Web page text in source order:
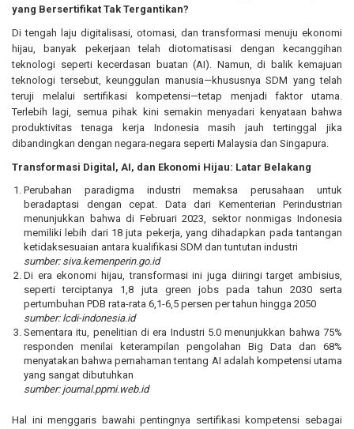
yang Bersertifikat Tak Tergantikan?
Di tengah laju digitalisasi, otomasi, dan transformasi menuju ekonomi
hijau, banyak pekerjaan telah diotomatisasi dengan kecanggihan
teknologi seperti kecerdasan buatan (AI). Namun, di balik kemajuan
teknologi tersebut, keunggulan manusia—khususnya SDM yang telah
teruji melalui sertifikasi kompetensi—tetap menjadi faktor utama.
Terlebih lagi, semua pihak kini semakin menyadari kenyataan bahwa
produktivitas tenaga kerja Indonesia masih jauh tertinggal jika
dibandingkan dengan negara-negara seperti Malaysia dan Singapura.
Transformasi Digital, AI, dan Ekonomi Hijau: Latar Belakang
Perubahan paradigma industri memaksa perusahaan untuk
beradaptasi dengan cepat. Data dari Kementerian Perindustrian
menunjukkan bahwa di Februari 2023, sektor nonmigas Indonesia
memiliki lebih dari 18 juta pekerja, yang dihadapkan pada tantangan
ketidaksesuaian antara kualifikasi SDM dan tuntutan industri
sumber: siva.kemenperin.go.id
Di era ekonomi hijau, transformasi ini juga diiringi target ambisius,
seperti terciptanya 1,8 juta green jobs pada tahun 2030 serta
pertumbuhan PDB rata-rata 6,1-6,5 persen per tahun hingga 2050
sumber: lcdi-indonesia.id
Sementara itu, penelitian di era Industri 5.0 menunjukkan bahwa 75%
responden menilai keterampilan pengolahan Big Data dan 68%
menyatakan bahwa pemahaman tentang AI adalah kompetensi utama
yang sangat dibutuhkan
sumber: journal.ppmi.web.id
Hal ini menggaris bawahi pentingnya sertifikasi kompetensi sebagai